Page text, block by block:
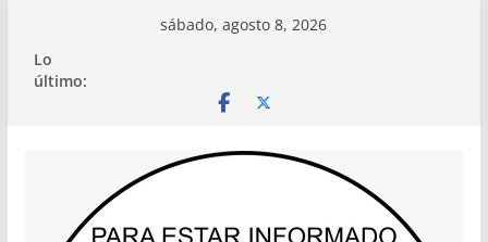
contenido
sábado, agosto 8, 2026
Lo
último: